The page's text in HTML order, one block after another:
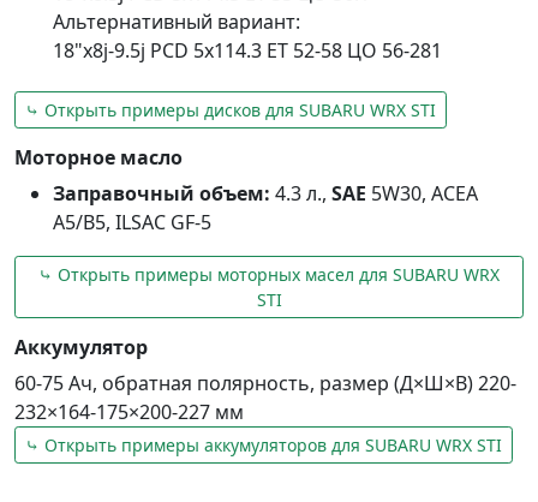
Альтернативный вариант:
18"x8j-9.5j PCD 5x114.3 ET 52-58 ЦО 56-281
⤷ Открыть примеры дисков для SUBARU WRX STI
Моторное масло
Заправочный объем: 4.3 л., SAE 5W30, ACEA
A5/B5, ILSAC GF-5
⤷ Открыть примеры моторных масел для SUBARU WRX
STI
Аккумулятор
60-75 Ач, обратная полярность, размер (Д×Ш×В) 220-
232×164-175×200-227 мм
⤷ Открыть примеры аккумуляторов для SUBARU WRX STI